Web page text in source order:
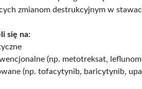
zmianom destrukcyjnym w
się na:
(np. metotreksat,
(np. tofacytynib, baricytynib,